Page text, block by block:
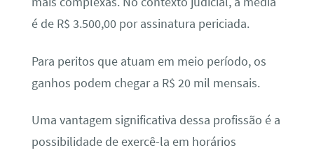
é de R$ 3.500,00 por assinatura periciada.
Para peritos que atuam em meio período, os
ganhos podem chegar a R$ 20 mil mensais.
Uma vantagem significativa dessa profissão é a
possibilidade de exercê-la em horários